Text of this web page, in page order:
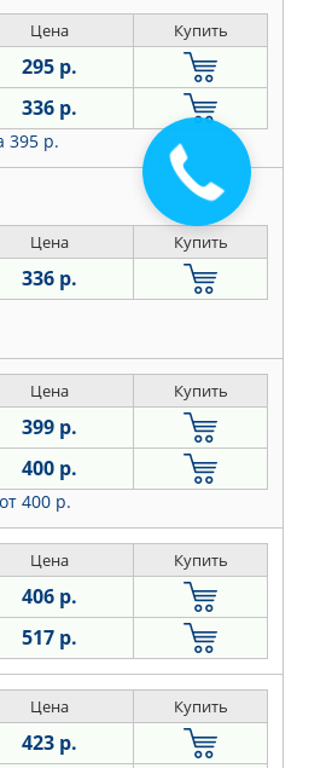
Цена Купить
295 р.
336 р.
395 р.
Цена Купить
336 р.
Цена Купить
399 р.
400 р.
от 400 р.
Цена Купить
406 р.
517 р.
Цена Купить
423 р.
Закажите
звонок